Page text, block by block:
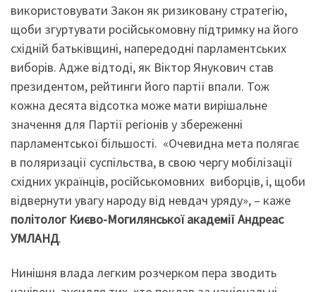
використовувати Закон як ризиковану стратегію,
щоби згуртувати російськомовну підтримку на його
східній батьківщині, напередодні парламентських
виборів. Адже відтоді, як Віктор Янукович став
президентом, рейтинги його партії впали. Тож
кожна десята відсотка може мати вирішальне
значення для Партії регіонів у збереженні
парламентської більшості. «Очевидна мета полягає
в поляризації суспільства, в свою чергу мобілізації
східних українців, російськомовних виборців, і, щоби
відвернути увагу народу від невдач уряду», – каже
політолог Києво-Могилянської академії Андреас
УМЛАНД.
Нинішня влада легким розчерком пера зводить